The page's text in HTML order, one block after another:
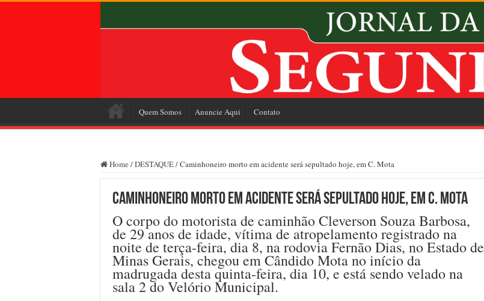
Quem Somos Anuncie Aqui Contato
Home /DESTAQUE/Caminhoneiro morto em acidente será sepultado hoje, em C. Mota
Caminhoneiro morto em acidente será sepultado hoje, em C. Mota
O corpo do motorista de caminhão Cleverson Souza Barbosa,
de 29 anos de idade, vítima de atropelamento registrado na
noite de terça-feira, dia 8, na rodovia Fernão Dias, no Estado de
Minas Gerais, chegou em Cândido Mota no início da
madrugada desta quinta-feira, dia 10, e está sendo velado na
sala 2 do Velório Municipal.